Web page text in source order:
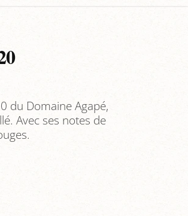
du Domaine Agapé,
Avec ses notes de